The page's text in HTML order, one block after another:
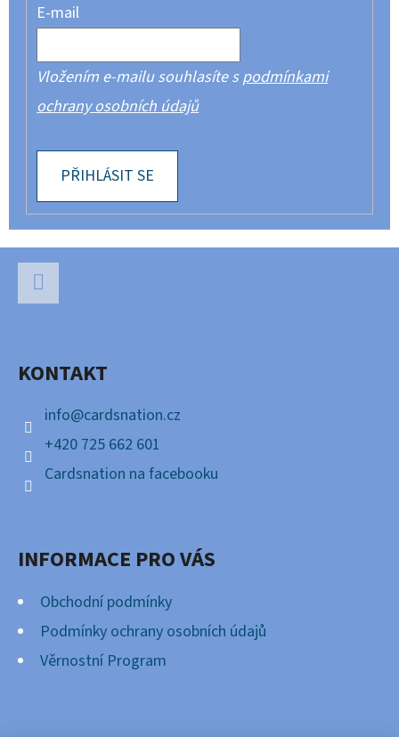
E-mail
Vložením e-mailu souhlasíte spodmínkami
ochrany osobních údajů
PŘIHLÁSIT SE
KONTAKT
info@cardsnation.cz
+420 725 662 601
Cardsnation na facebooku
INFORMACE PRO VÁS
Obchodní podmínky
Podmínky ochrany osobních údajů
Věrnostní Program